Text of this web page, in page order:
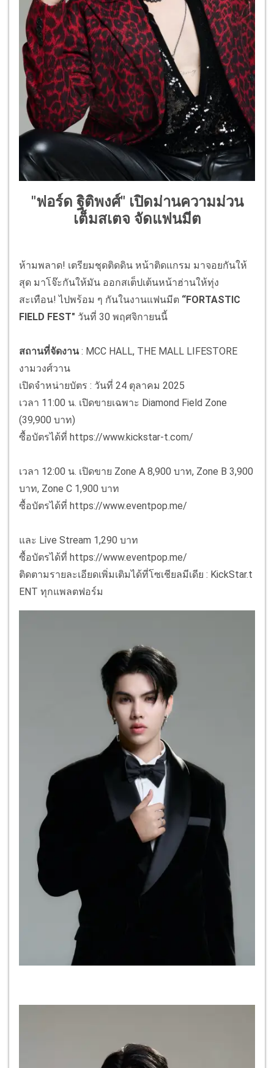
"ฟอร์ด ฐิติพงศ์" เปิดม่านความม่วน
เต็มสเตจ จัดแฟนมีต
ห้ามพลาด! เตรียมชุดติดดิน หน้าติดเเกรม มาจอยกันให้
สุด มาโจ๊ะกันให้มัน ออกสเต็ปเต้นหน้าฮ่านให้ทุ่ง
สะเทือน! ไปพร้อม ๆ กันในงานแฟนมีต “FORTASTIC
FIELD FEST" วันที่ 30 พฤศจิกายนนี้
สถานที่จัดงาน: MCC HALL, THE MALL LIFESTORE
งามวงศ์วาน
เปิดจำหน่ายบัตร : วันที่ 24 ตุลาคม 2025
เวลา 11:00 น. เปิดขายเฉพาะ Diamond Field Zone
(39,900 บาท)
ซื้อบัตรได้ที่ https://www.kickstar-t.com/
เวลา 12:00 น. เปิดขาย Zone A 8,900 บาท, Zone B 3,900
บาท, Zone C 1,900 บาท
ซื้อบัตรได้ที่ https://www.eventpop.me/
และ Live Stream 1,290 บาท
ซื้อบัตรได้ที่ https://www.eventpop.me/
ติดตามรายละเอียดเพิ่มเติมได้ที่โซเชียลมีเดีย : KickStar.t
ENT ทุกแพลตฟอร์ม